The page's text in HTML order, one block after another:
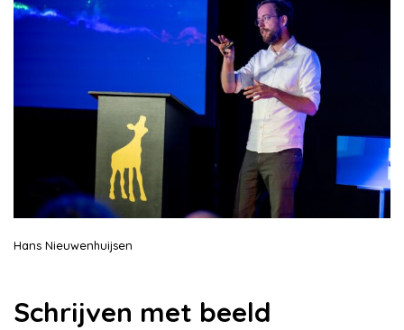
Hans Nieuwenhuijsen
Schrijven met beeld